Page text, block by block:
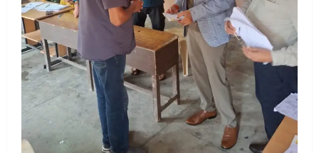
August 5, 2026
STATES NEWS
महाराज की राजस्थान के मुख्यमंत्री से
शिष्टाचार भेंट पर्यटन और सांस्कृतिक
गतिविधियों के विस्तार पर हुई चर्चा
August 4, 2026